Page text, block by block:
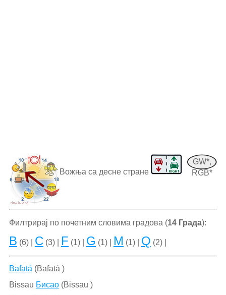
GW*,
RGB*
Вожња са десне стране
Филтрирај по почетним словима градова (14 Града):
B (6) | C (3) | F (1) | G (1) | M (1) | Q (2) |
Bafatá (Bafatá )
Bissau Бисао(Bissau )